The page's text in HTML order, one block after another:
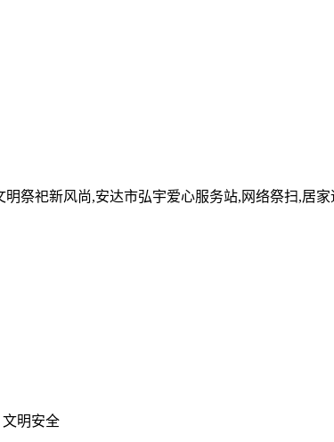
祭祀新风尚,安达市弘宇爱心服务站,网络祭扫,居
明安全